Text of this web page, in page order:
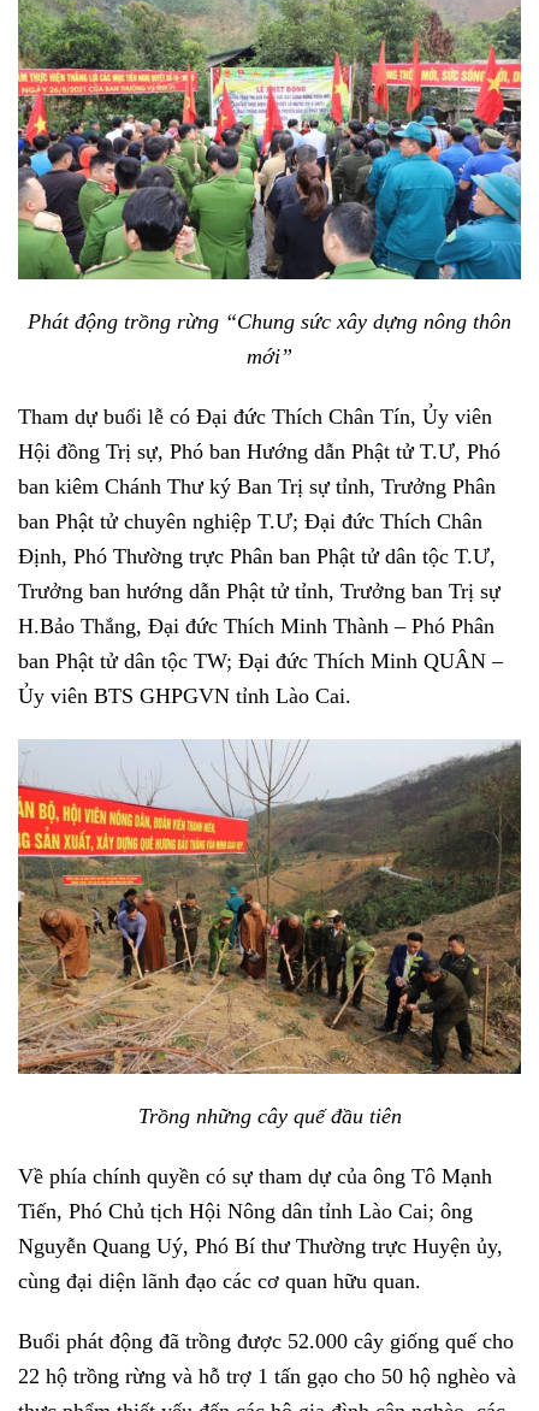
Phát động trồng rừng “Chung sức xây dựng nông thôn
mới”
Tham dự buổi lễ có Đại đức Thích Chân Tín, Ủy viên
Hội đồng Trị sự, Phó ban Hướng dẫn Phật tử T.Ư, Phó
ban kiêm Chánh Thư ký Ban Trị sự tỉnh, Trưởng Phân
ban Phật tử chuyên nghiệp T.Ư; Đại đức Thích Chân
Định, Phó Thường trực Phân ban Phật tử dân tộc T.Ư,
Trưởng ban hướng dẫn Phật tử tỉnh, Trưởng ban Trị sự
H.Bảo Thắng, Đại đức Thích Minh Thành – Phó Phân
ban Phật tử dân tộc TW; Đại đức Thích Minh QUÂN –
Ủy viên BTS GHPGVN tỉnh Lào Cai.
Trồng những cây quế đầu tiên
Về phía chính quyền có sự tham dự của ông Tô Mạnh
Tiến, Phó Chủ tịch Hội Nông dân tỉnh Lào Cai; ông
Nguyễn Quang Uý, Phó Bí thư Thường trực Huyện ủy,
cùng đại diện lãnh đạo các cơ quan hữu quan.
Buổi phát động đã trồng được 52.000 cây giống quế cho
22 hộ trồng rừng và hỗ trợ 1 tấn gạo cho 50 hộ nghèo và